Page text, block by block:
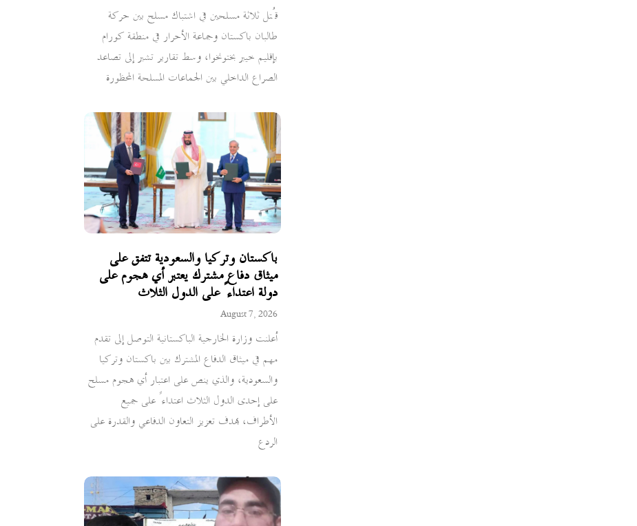
قُتل ثلاثة مسلحين في اشتباك مسلح بين حركة
طالبان باكستان وجماعة الأحرار في منطقة كورام
بإقليم خيبر بختونخوا، وسط تقارير تشير إلى تصاعد
الصراع الداخلي بين الجماعات المسلحة المحظورة
باكستان وتركيا والسعودية تتفق على
ميثاق دفاع مشترك يعتبر أي هجوم على
دولة اعتداءً على الدول الثلاث
August 7, 2026
أعلنت وزارة الخارجية الباكستانية التوصل إلى تقدم
مهم في ميثاق الدفاع المشترك بين باكستان وتركيا
والسعودية، والذي ينص على اعتبار أي هجوم مسلح
على إحدى الدول الثلاث اعتداءً على جميع
الأطراف، بهدف تعزيز التعاون الدفاعي والقدرة على
الردع